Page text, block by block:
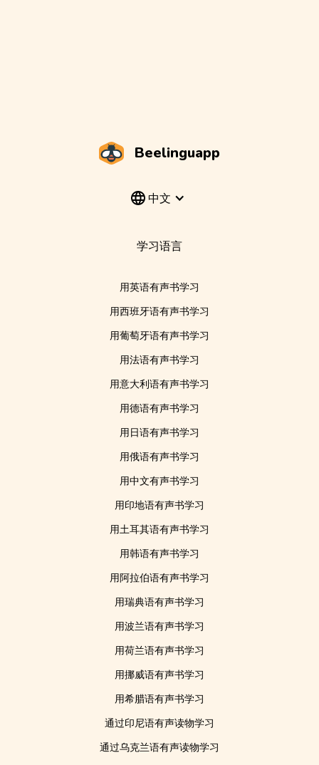
Beelinguapp
中文
学习语言
用英语有声书学习
用西班牙语有声书学习
用葡萄牙语有声书学习
用法语有声书学习
用意大利语有声书学习
用德语有声书学习
用日语有声书学习
用俄语有声书学习
用中文有声书学习
用印地语有声书学习
用土耳其语有声书学习
用韩语有声书学习
用阿拉伯语有声书学习
用瑞典语有声书学习
用波兰语有声书学习
用荷兰语有声书学习
用挪威语有声书学习
用希腊语有声书学习
通过印尼语有声读物学习
通过乌克兰语有声读物学习